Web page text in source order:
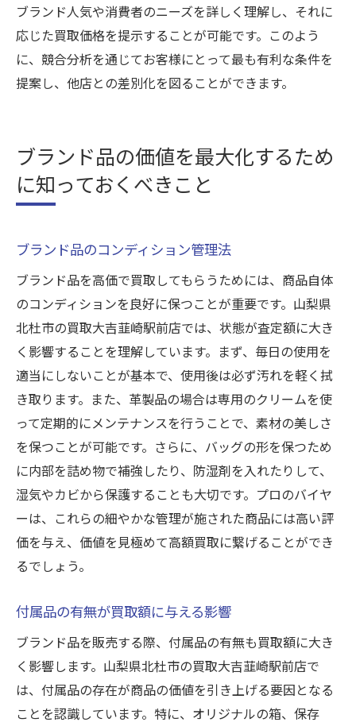
ブランド人気や消費者のニーズを詳しく理解し、それに
応じた買取価格を提示することが可能です。このよう
に、競合分析を通じてお客様にとって最も有利な条件を
提案し、他店との差別化を図ることができます。
ブランド品の価値を最大化するため
に知っておくべきこと
ブランド品のコンディション管理法
ブランド品を高価で買取してもらうためには、商品自体
のコンディションを良好に保つことが重要です。山梨県
北杜市の買取大吉韮崎駅前店では、状態が査定額に大き
く影響することを理解しています。まず、毎日の使用を
適当にしないことが基本で、使用後は必ず汚れを軽く拭
き取ります。また、革製品の場合は専用のクリームを使
って定期的にメンテナンスを行うことで、素材の美しさ
を保つことが可能です。さらに、バッグの形を保つため
に内部を詰め物で補強したり、防湿剤を入れたりして、
湿気やカビから保護することも大切です。プロのバイヤ
ーは、これらの細やかな管理が施された商品には高い評
価を与え、価値を見極めて高額買取に繋げることができ
るでしょう。
付属品の有無が買取額に与える影響
ブランド品を販売する際、付属品の有無も買取額に大き
く影響します。山梨県北杜市の買取大吉韮崎駅前店で
は、付属品の存在が商品の価値を引き上げる要因となる
ことを認識しています。特に、オリジナルの箱、保存